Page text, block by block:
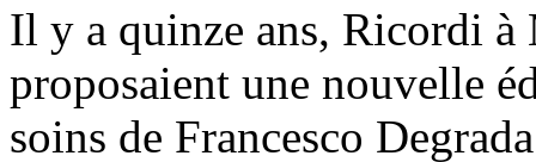
Il y a quinze ans, Ricordi
proposaient une nouvelle
soins de Francesco